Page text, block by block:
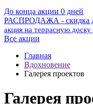
До конца акции 0 дней
РАСПРОДАЖА - скидка
акция на террасную
Все акции
Главная
Вдохновение
Галерея проектов
Галерея